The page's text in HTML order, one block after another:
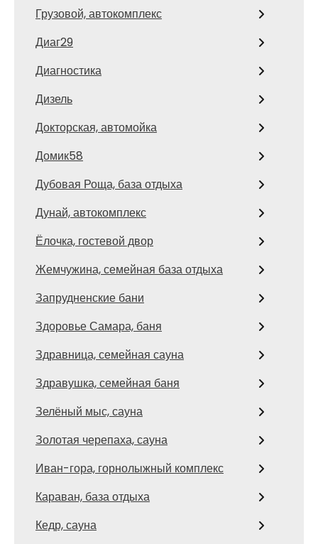
Грузовой, автокомплекс
Диаг29
Диагностика
Дизель
Докторская, автомойка
Домик58
Дубовая Роща, база отдыха
Дунай, автокомплекс
Ёлочка, гостевой двор
Жемчужина, семейная база отдыха
Запрудненские бани
Здоровье Самара, баня
Здравница, семейная сауна
Здравушка, семейная баня
Зелёный мыс, сауна
Золотая черепаха, сауна
Иван-гора, горнолыжный комплекс
Караван, база отдыха
Кедр, сауна